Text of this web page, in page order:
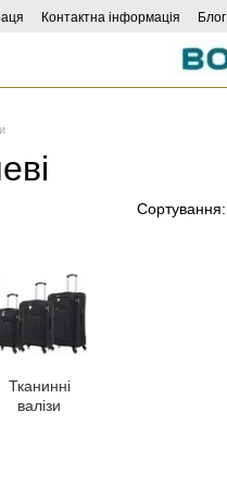
Контактна інформація Блог
Сортування:
Тканинні
валізи